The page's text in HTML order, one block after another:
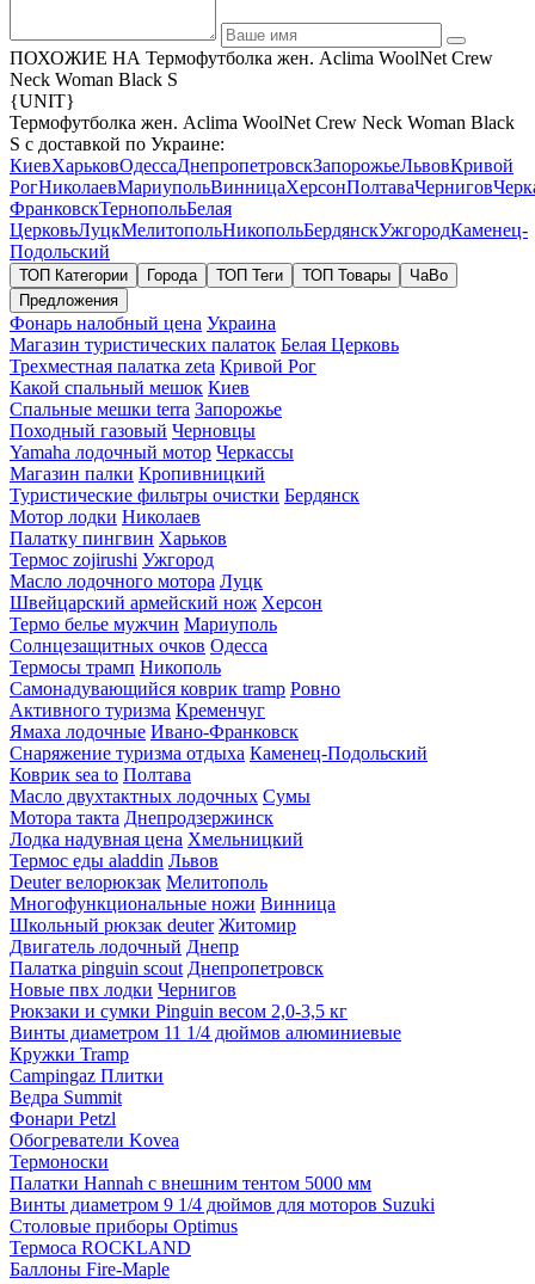
ПОХОЖИЕ НА Термофутболка жен. Aclima WoolNet Crew
Neck Woman Black S
{UNIT}
Термофутболка жен. Aclima WoolNet Crew Neck Woman Black
S с доставкой по Украине:
КиевХарьковОдессаДнепропетровскЗапорожьеЛьвовКривой
РогНиколаевМариупольВинницаХерсонПолтаваЧернигов
ФранковскТернопольБелая
ЦерковьЛуцкМелитопольНикопольБердянскУжгородКаменец-
Подольский
ТОП Категории Города ТОП Теги ТОП Товары
ЧаВо
Предложения
Фонарь налобный цена Украина
Магазин туристических палаток Белая Церковь
Трехместная палатка zeta Кривой Рог
Какой спальный мешок Киев
Спальные мешки terra Запорожье
Походный газовый Черновцы
Yamaha лодочный мотор Черкассы
Магазин палки Кропивницкий
Туристические фильтры очистки Бердянск
Мотор лодки Николаев
Палатку пингвин Харьков
Термос zojirushi Ужгород
Масло лодочного мотора Луцк
Швейцарский армейский нож Херсон
Термо белье мужчин Мариуполь
Солнцезащитных очков Одесса
Термосы трамп Никополь
Самонадувающийся коврик tramp Ровно
Активного туризма Кременчуг
Ямаха лодочные Ивано-Франковск
Снаряжение туризма отдыха Каменец-Подольский
Коврик sea to Полтава
Масло двухтактных лодочных Сумы
Мотора такта Днепродзержинск
Лодка надувная цена Хмельницкий
Термос еды aladdin Львов
Deuter велорюкзак Мелитополь
Многофункциональные ножи Винница
Школьный рюкзак deuter Житомир
Двигатель лодочный Днепр
Палатка pinguin scout Днепропетровск
Новые пвх лодки Чернигов
Рюкзаки и сумки Pinguin весом 2,0-3,5 кг
Винты диаметром 11 1/4 дюймов алюминиевые
Кружки Tramp
Campingaz Плитки
Ведра Summit
Фонари Petzl
Обогреватели Kovea
Термоноски
Палатки Hannah с внешним тентом 5000 мм
Винты диаметром 9 1/4 дюймов для моторов Suzuki
Столовые приборы Optimus
Термоса ROCKLAND
Баллоны Fire-Maple